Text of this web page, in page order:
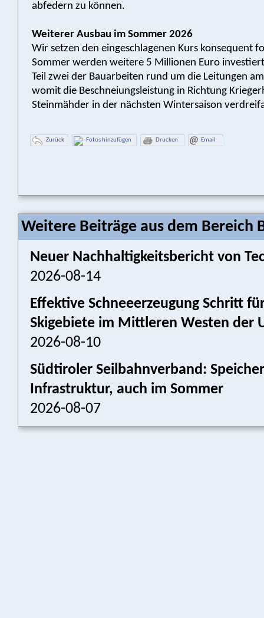
abfedern zu können.
Weiterer Ausbau im Sommer 2026
Wir setzen den eingeschlagenen Kurs konsequent
Sommer werden weitere 5 Millionen Euro
Teil zwei der Bauarbeiten rund um die Leitungen
womit die Beschneiungsleistung in Richtung
Steinmähder in der nächsten Wintersaison
Zurück Fotos hinzufügen Drucken Email
Weitere Beiträge aus dem Bereich
Neuer Nachhaltigkeitsbericht von
2026-08-14
Effektive Schneeerzeugung Schritt
Skigebiete im Mittleren Westen der
2026-08-10
Südtiroler Seilbahnverband:
Infrastruktur, auch im Sommer
2026-08-07